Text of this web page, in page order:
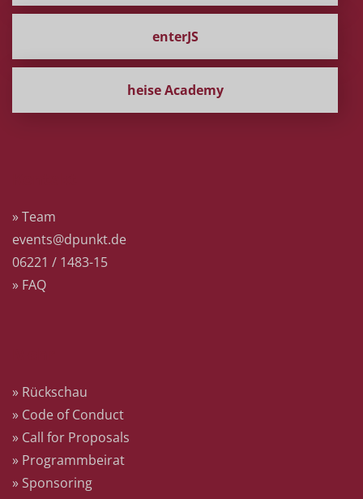
enterJS
heise Academy
» Team
events@dpunkt.de
06221 / 1483-15
» FAQ
» Rückschau
» Code of Conduct
» Call for Proposals
» Programmbeirat
» Sponsoring